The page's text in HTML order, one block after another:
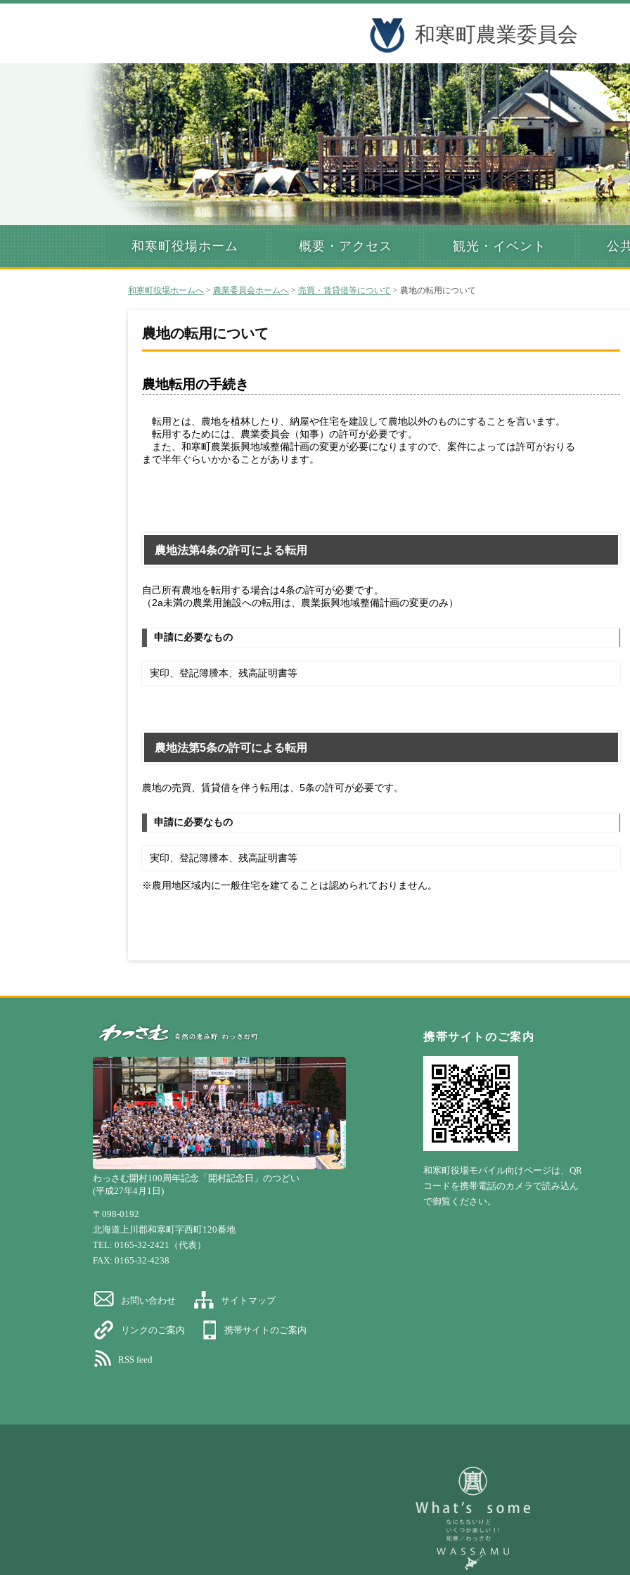
和寒町農業委員会
和寒町役場ホーム 概要・アクセス 観光・イベント 公
和寒町役場ホームへ > 農業委員会ホームへ > 売買・賃貸借等について > 農地の転用について
農地の転用について
農地転用の手続き
転用とは、農地を植林したり、納屋や住宅を建設して農地以外のものにすることを言います。
転用するためには、農業委員会（知事）の許可が必要です。
また、和寒町農業振興地域整備計画の変更が必要になりますので、案件によっては許可がおりる
まで半年ぐらいかかることがあります。
農地法第4条の許可による転用
自己所有農地を転用する場合は4条の許可が必要です。
（2a未満の農業用施設への転用は、農業振興地域整備計画の変更のみ）
申請に必要なもの
実印、登記簿謄本、残高証明書等
農地法第5条の許可による転用
農地の売買、賃貸借を伴う転用は、5条の許可が必要です。
申請に必要なもの
実印、登記簿謄本、残高証明書等
※農用地区域内に一般住宅を建てることは認められておりません。
わっさむ開村100周年記念「開村記念日」のつどい
(平成27年4月1日)
〒098-0192
北海道上川郡和寒町字西町120番地
TEL: 0165-32-2421（代表）
FAX: 0165-32-4238
お問い合わせ サイトマップ
リンクのご案内 携帯サイトのご案内
RSS feed
携帯サイトのご案内
和寒町役場モバイル向けページは、QR
コードを携帯電話のカメラで読み込ん
で御覧ください。